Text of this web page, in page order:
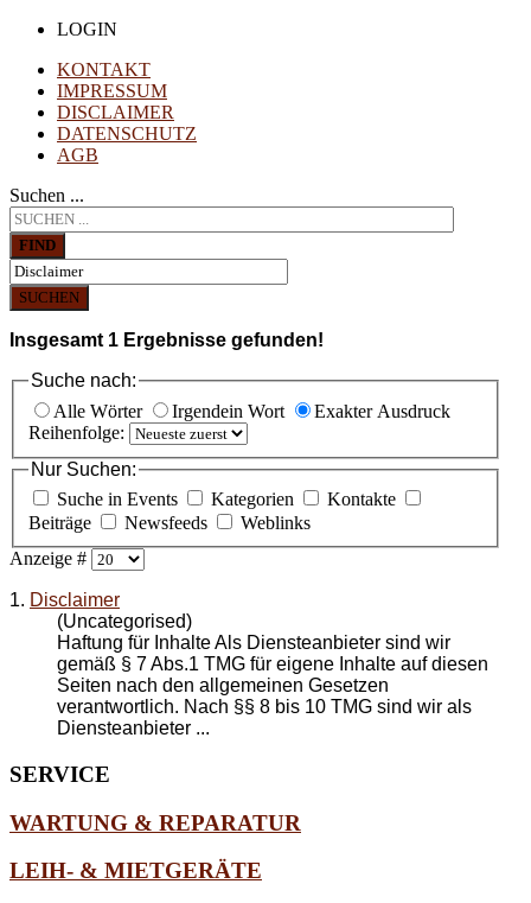
LOGIN
KONTAKT
IMPRESSUM
DISCLAIMER
DATENSCHUTZ
AGB
Suchen ...
FIND
SUCHEN
Insgesamt 1 Ergebnisse gefunden!
Suche nach:
Alle Wörter
Irgendein Wort
Exakter Ausdruck
Reihenfolge:
Nur Suchen:
Suche in Events
Kategorien
Kontakte
Beiträge
Newsfeeds
Weblinks
Anzeige #
1. Disclaimer
(Uncategorised)
Haftung für Inhalte Als Diensteanbieter sind wir
gemäß § 7 Abs.1 TMG für eigene Inhalte auf diesen
Seiten nach den allgemeinen Gesetzen
verantwortlich. Nach §§ 8 bis 10 TMG sind wir als
Diensteanbieter ...
SERVICE
WARTUNG & REPARATUR
LEIH- & MIETGERÄTE